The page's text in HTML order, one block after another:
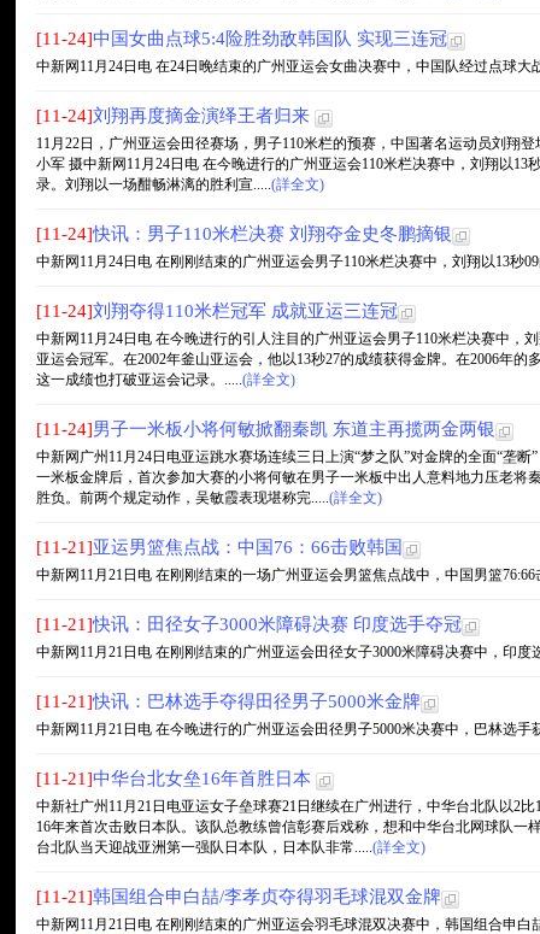
[11-24]中国女曲点球5:4险胜劲敌韩国队 实现三连冠
中新网11月24日电 在24日晚结束的广州亚运会女曲决赛中，中国队经过点球大
[11-24]刘翔再度摘金演绎王者归来
11月22日，广州亚运会田径赛场，男子110米栏的预赛，中国著名运动员刘翔
小军 摄中新网11月24日电 在今晚进行的广州亚运会110米栏决赛中，刘翔以13
录。刘翔以一场酣畅淋漓的胜利宣.....(詳全文)
[11-24]快讯：男子110米栏决赛 刘翔夺金史冬鹏摘银
中新网11月24日电 在刚刚结束的广州亚运会男子110米栏决赛中，刘翔以13秒
[11-24]刘翔夺得110米栏冠军 成就亚运三连冠
中新网11月24日电 在今晚进行的引人注目的广州亚运会男子110米栏决赛中，
亚运会冠军。在2002年釜山亚运会，他以13秒27的成绩获得金牌。在2006年
这一成绩也打破亚运会记录。.....(詳全文)
[11-24]男子一米板小将何敏掀翻秦凯 东道主再揽两金两银
中新网广州11月24日电亚运跳水赛场连续三日上演“梦之队”对金牌的全面“垄
一米板金牌后，首次参加大赛的小将何敏在男子一米板中出人意料地力压老将
胜负。前两个规定动作，吴敏霞表现堪称完.....(詳全文)
[11-21]亚运男篮焦点战：中国76：66击败韩国
中新网11月21日电 在刚刚结束的一场广州亚运会男篮焦点战中，中国男篮
[11-21]快讯：田径女子3000米障碍决赛 印度选手夺冠
中新网11月21日电 在刚刚结束的广州亚运会田径女子3000米障碍决赛中，印度
[11-21]快讯：巴林选手夺得田径男子5000米金牌
中新网11月21日电 在今晚进行的广州亚运会田径男子5000米决赛中，巴林选手
[11-21]中华台北女垒16年首胜日本
中新社广州11月21日电亚运女子垒球赛21日继续在广州进行，中华台北队以2
16年来首次击败日本队。该队总教练曾信彰赛后戏称，想和中华台北网球队一
台北队当天迎战亚洲第一强队日本队，日本队非常.....(詳全文)
[11-21]韩国组合申白喆/李孝贞夺得羽毛球混双金牌
中新网11月21日电 在刚刚结束的广州亚运会羽毛球混双决赛中，韩国组合申